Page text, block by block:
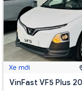
Xe mới
VinFast VF5 Plus